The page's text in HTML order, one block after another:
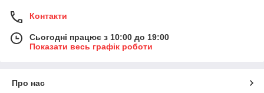
Контакти
Сьогодні працює з 10:00 до 19:00
Показати весь графік роботи
Про нас